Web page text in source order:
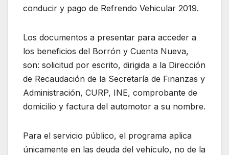
conducir y pago de Refrendo Vehicular 2019.
Los documentos a presentar para acceder a
los beneficios del Borrón y Cuenta Nueva,
son: solicitud por escrito, dirigida a la Dirección
de Recaudación de la Secretaría de Finanzas y
Administración, CURP, INE, comprobante de
domicilio y factura del automotor a su nombre.
Para el servicio público, el programa aplica
únicamente en las deuda del vehículo, no de la